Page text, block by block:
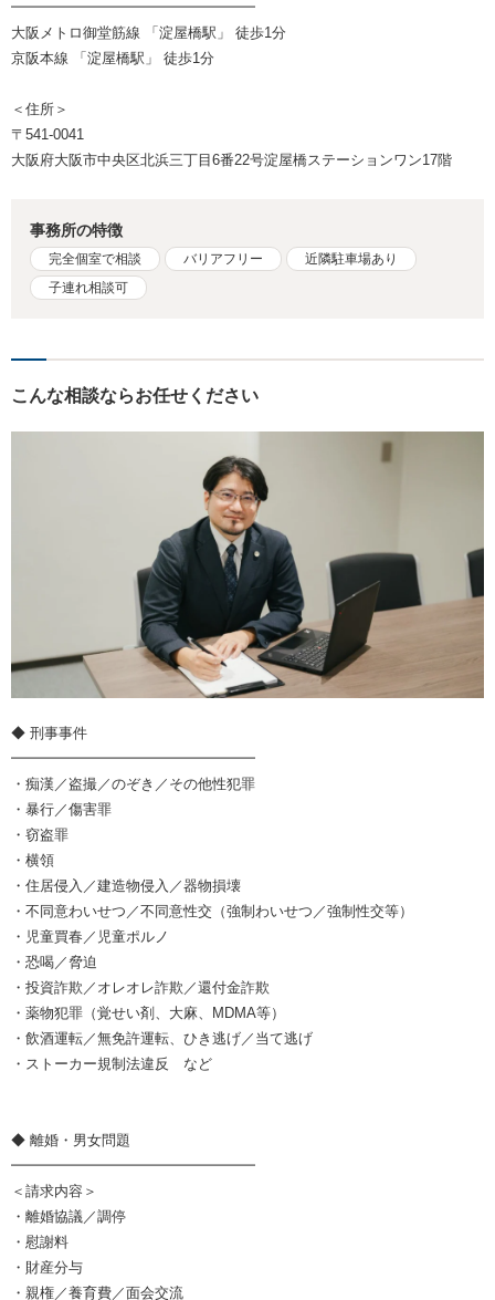
━━━━━━━━━━━━━━━━━
大阪メトロ御堂筋線 「淀屋橋駅」 徒歩1分
京阪本線 「淀屋橋駅」 徒歩1分
＜住所＞
〒541-0041
大阪府大阪市中央区北浜三丁目6番22号淀屋橋ステーションワン17階
事務所の特徴
完全個室で相談 バリアフリー
近隣駐車場あり
子連れ相談可
こんな相談ならお任せください
◆ 刑事事件
━━━━━━━━━━━━━━━━━
・痴漢／盗撮／のぞき／その他性犯罪
・暴行／傷害罪
・窃盗罪
・横領
・住居侵入／建造物侵入／器物損壊
・不同意わいせつ／不同意性交（強制わいせつ／強制性交等）
・児童買春／児童ポルノ
・恐喝／脅迫
・投資詐欺／オレオレ詐欺／還付金詐欺
・薬物犯罪（覚せい剤、大麻、MDMA等）
・飲酒運転／無免許運転、ひき逃げ／当て逃げ
・ストーカー規制法違反 など
◆ 離婚・男女問題
━━━━━━━━━━━━━━━━━
＜請求内容＞
・離婚協議／調停
・慰謝料
・財産分与
・親権／養育費／面会交流